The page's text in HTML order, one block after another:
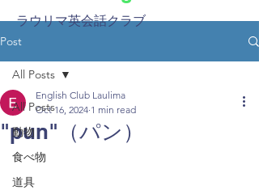
ラウリマ英会話クラブ​
Post
All Posts
動物
食べ物
道具
All Posts
"pun"（パン）
English Club Laulima
Oct 16, 2024 1 min read